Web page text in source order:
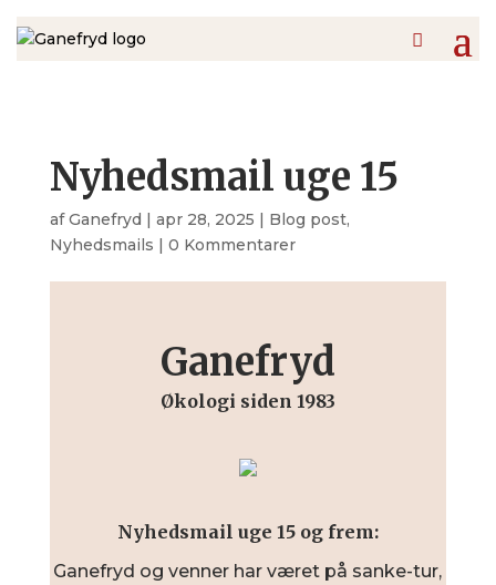
Nyhedsmail uge 15
afGanefryd | apr 28, 2025 | Blog post,
Nyhedsmails | 0 Kommentarer
Ganefryd
Økologi siden 1983
Nyhedsmail uge 15 og frem:
Ganefryd og venner har været på sanke-tur,